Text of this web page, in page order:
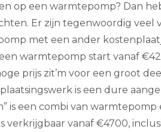
op een warmtepomp? Dan
Er zijn tegenwoordig veel
met een ander
warmtepomp start vanaf
prijs zit’m voor een groot
is een dure
is een combi van warmtepomp
verkrijgbaar vanaf €4700,